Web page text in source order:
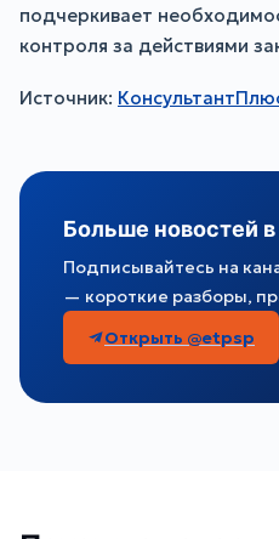
подчеркивает
контроля за действиями
Источник:
Больше новостей
Подписывайтесь на
— короткие разборы,
Открыть @etpsp